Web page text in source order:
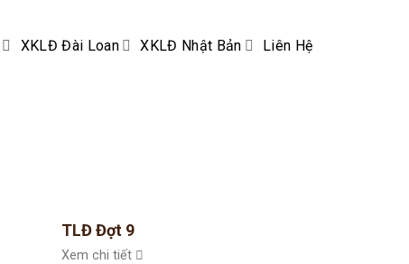
XKLĐ Đài Loan XKLĐ Nhật Bản Liên Hệ
TLĐ Đợt 9
Xem chi tiết